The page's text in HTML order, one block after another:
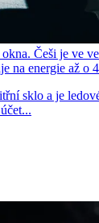
Češi je ve
na energie až o
sklo a je